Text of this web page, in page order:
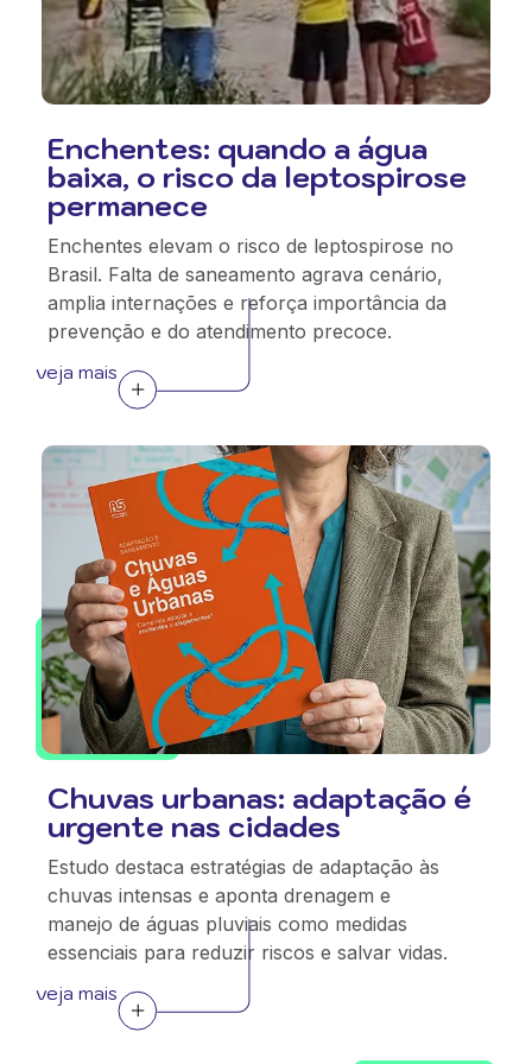
Enchentes: quando a água
baixa, o risco da leptospirose
permanece
Enchentes elevam o risco de leptospirose no
Brasil. Falta de saneamento agrava cenário,
amplia internações e reforça importância da
prevenção e do atendimento precoce.
veja mais
Chuvas urbanas: adaptação é
urgente nas cidades
Estudo destaca estratégias de adaptação às
chuvas intensas e aponta drenagem e
manejo de águas pluviais como medidas
essenciais para reduzir riscos e salvar vidas.
veja mais